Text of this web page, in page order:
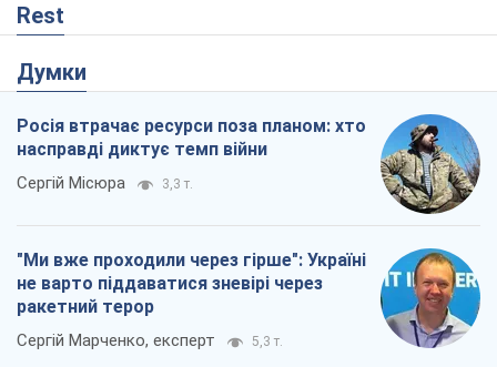
Rest
Думки
Росія втрачає ресурси поза планом: хто
насправді диктує темп війни
Сергій Місюра 3,3 т.
"Ми вже проходили через гірше": Україні
не варто піддаватися зневірі через
ракетний терор
Сергій Марченко, експерт 5,3 т.